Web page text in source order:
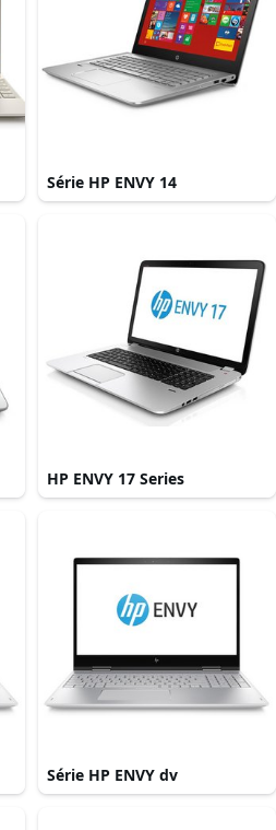
Série HP ENVY 14
HP ENVY 17 Series
Série HP ENVY dv